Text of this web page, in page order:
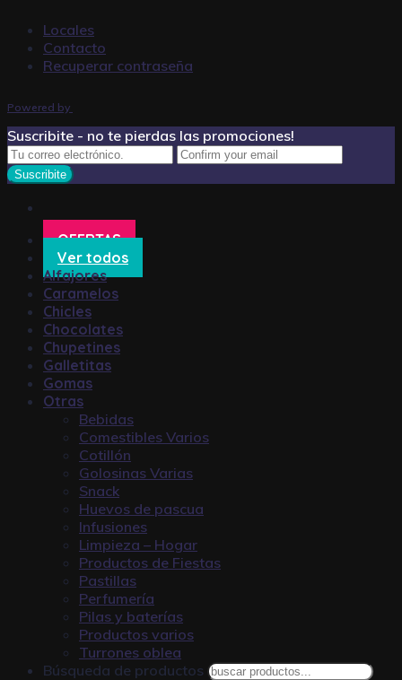
Locales
Contacto
Recuperar contraseña
Powered by
Suscribite - no te pierdas las promociones!
OFERTAS
Ver todos
Alfajores
Caramelos
Chicles
Chocolates
Chupetines
Galletitas
Gomas
Otras
Bebidas
Comestibles Varios
Cotillón
Golosinas Varias
Snack
Huevos de pascua
Infusiones
Limpieza – Hogar
Productos de Fiestas
Pastillas
Perfumería
Pilas y baterías
Productos varios
Turrones oblea
Búsqueda de productos